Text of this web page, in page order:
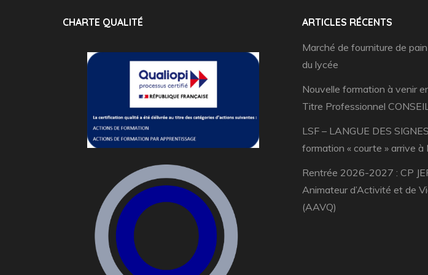
CHARTE QUALITÉ ARTICLES RÉCENTS
Marché de fourniture de
du lycée
Nouvelle formation à venir
Titre Professionnel
LSF – LANGUE DES
formation « courte » arrive à
Rentrée 2026-2027 : CP
Animateur d’Activité et de
(AAVQ)